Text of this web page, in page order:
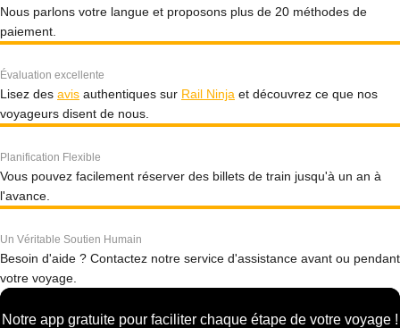
Nous parlons votre langue et proposons plus de 20 méthodes de
paiement.
Évaluation excellente
Lisez des avis authentiques sur Rail Ninja et découvrez ce que nos
voyageurs disent de nous.
Planification Flexible
Vous pouvez facilement réserver des billets de train jusqu'à un an à
l'avance.
Un Véritable Soutien Humain
Besoin d'aide ? Contactez notre service d'assistance avant ou pendant
votre voyage.
Notre app gratuite pour faciliter chaque étape de votre voyage !